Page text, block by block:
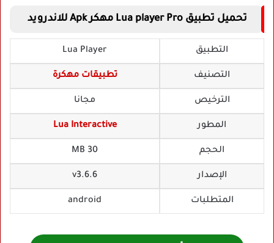
تحميل تطبيق Lua player Pro مهكر Apk للاندرويد
التطبيق Lua Player
التصنيف تطبيقات مهكرة
الترخيص مجانا
المطور Lua Interactive
الحجم 30 MB
الإصدار v3.6.6
المتطلبات android